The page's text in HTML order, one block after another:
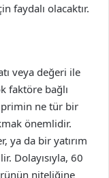
faydalı olacaktır.
veya değeri ile
faktöre bağlı
ne tür bir
önemlidir.
ya da bir yatırım
Dolayısıyla, 60
niteliğine